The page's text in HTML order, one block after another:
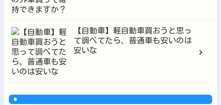
【自動車】軽自動車買おうと思っ
て調べてたら、普通車も安いのは
安いな